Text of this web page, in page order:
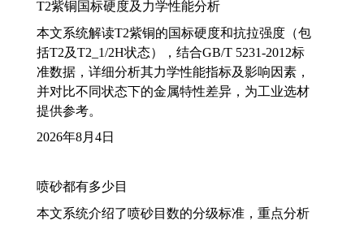
T2紫铜国标硬度及力学性能分析
本文系统解读T2紫铜的国标硬度和抗拉强度（包
括T2及T2_1/2H状态），结合GB/T 5231-2012标
准数据，详细分析其力学性能指标及影响因素，
并对比不同状态下的金属特性差异，为工业选材
提供参考。
2026年8月4日
喷砂都有多少目
本文系统介绍了喷砂目数的分级标准，重点分析